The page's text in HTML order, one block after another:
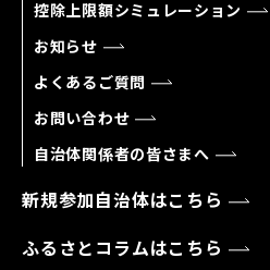
控除上限額シミュレーション
お知らせ
よくあるご質問
お問い合わせ
自治体関係者の皆さまへ
新規参加自治体はこちら
ふるさとコラムはこちら